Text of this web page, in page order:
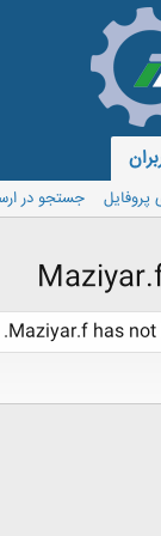
جستجو در
Maziyar.f has